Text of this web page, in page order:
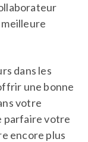
dans les
une bonne
votre
parfaire votre
encore plus